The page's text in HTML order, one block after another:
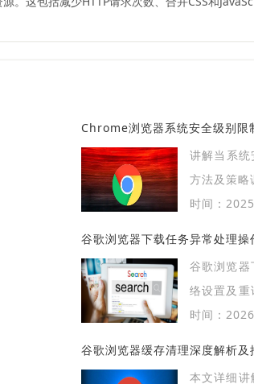
Chrome浏览器系统安全级别限
讲解当系
方法及策略
时间：
谷歌浏览器下载任务异常处理操
谷歌浏览
络设置及重
下载任务顺
时间：
谷歌浏览器缓存清理深度解析及
本文详细